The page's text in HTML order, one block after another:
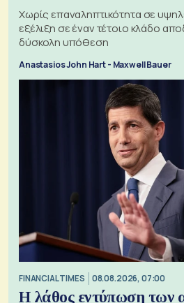
Χωρίς επαναληπτικότητα σε
εξέλιξη σε έναν τέτοιο κλάδο
δύσκολη υπόθεση
Anastasios John Hart - Maxwell Bauer
FINANCIAL TIMES 08.08.2026, 07:00
Η λάθος εντύπωση των